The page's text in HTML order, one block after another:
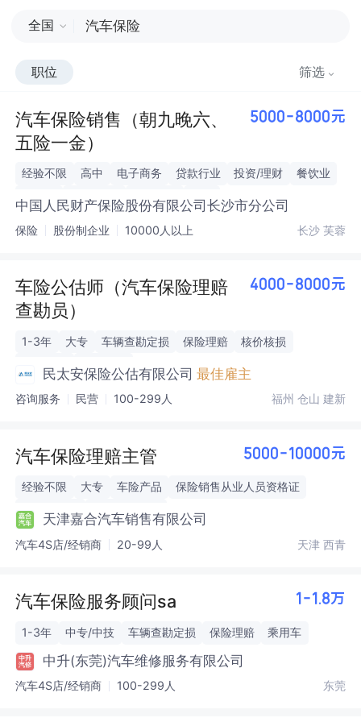
全国
职位 筛选
汽车保险销售（朝九晚六、
五险一金）
5000-8000元
经验不限 高中 电子商务 贷款行业 投资/理财
餐饮业
旅游业
酒店/民宿 保险行业 汽车
中国人民财产保险股份有限公司长沙市分公司
保险 股份制企业 10000人以上 长沙 芙蓉
车险公估师（汽车保险理赔
查勘员）
4000-8000元
1-3年 大专 车辆查勘定损 保险理赔
核价核损
民太安保险公估有限公司 最佳雇主
咨询服务 民营 100-299人 福州 仓山 建新
汽车保险理赔主管 5000-10000元
经验不限 大专 车险产品
保险销售从业人员资格证
跨部门协调
数据分析优化
天津嘉合汽车销售有限公司
汽车4S店/经销商 20-99人 天津 西青
汽车保险服务顾问sa 1-1.8万
1-3年 中专/中技 车辆查勘定损 保险理赔 乘用车
中升(东莞)汽车维修服务有限公司
汽车4S店/经销商 100-299人 东莞